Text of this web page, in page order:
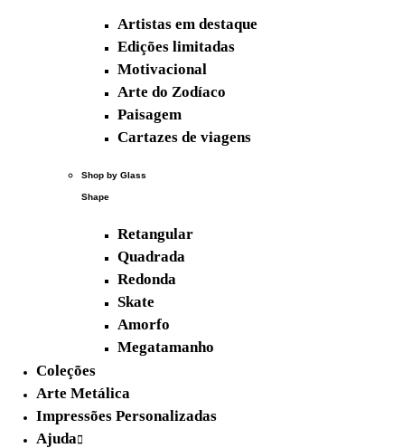
Artistas em destaque
Edições limitadas
Motivacional
Arte do Zodíaco
Paisagem
Cartazes de viagens
Shop by Glass
Shape
Retangular
Quadrada
Redonda
Skate
Amorfo
Megatamanho
Novidades
Coleções
Arte Metálica
Impressões Personalizadas
Ajuda